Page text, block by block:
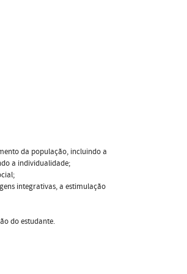
da população, incluindo a
a individualidade;
integrativas, a estimulação
do estudante.